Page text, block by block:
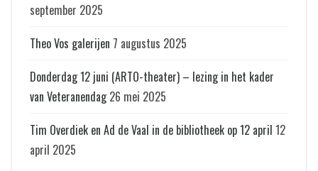
september 2025
Theo Vos galerijen 7 augustus 2025
Donderdag 12 juni (ARTO-theater) – lezing in het kader
van Veteranendag 26 mei 2025
Tim Overdiek en Ad de Vaal in de bibliotheek op 12 april 12
april 2025